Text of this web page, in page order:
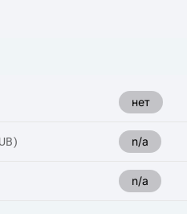
нет
n/a
n/a